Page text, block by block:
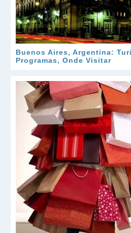
Buenos Aires, Argentina:
Programas, Onde Visitar